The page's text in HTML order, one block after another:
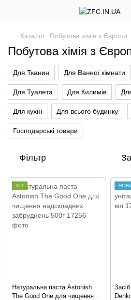
Каталог Побутова хімія з Європи
Побутова хімія з
Для Тканин Для Ванної кімнати
Для Туалета Для Килимів
Для кухні Для всього будинку
Господарські товари
Фільтр
ХІТ
Натуральна паста Astonish
The Good One для чищення